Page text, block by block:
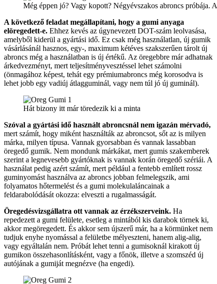
Még éppen jó? Vagy kopott? Négyévszakos abroncs próbája.
A következő feladat megállapítani, hogy a gumi anyaga
elöregedett-e. Ehhez kevés az úgynevezett DOT-szám leolvasása,
amelyből kiderül a gyártási idő. Ez csak még használatlan, új gumik
vásárlásánál hasznos, egy-, maximum kétéves szakszerűen tárolt új
abroncs még a használatban is új értékű. Az öregebbre már adhatnak
árkedvezményt, mert teljesítményvesztéssel lehet számolni
(önmagához képest, tehát egy prémiumabroncs még korosodva is
lehet jobb egy vadiúj átlagguminál, vagy nem túl jó új guminál).
Hát bizony itt már töredezik ki a minta
Szóval a gyártási idő használt abroncsnál nem igazán mérvadó,
mert számít, hogy miként használták az abroncsot, sőt az is milyen
márka, milyen típusa. Vannak gyorsabban és vannak lassabban
öregedő gumik. Nem mondunk márkákat, mert gumis szakemberek
szerint a legnevesebb gyártóknak is vannak korán öregedő szériái. A
használat pedig azért számít, mert például a fentebb említett rossz
guminyomást használva az abroncs jobban felmelegszik, ami
folyamatos hőtermelést és a gumi molekulaláncainak a
feldarabolódását okozza: elveszti a rugalmasságát.
Öregedésvizsgállatra ott vannak az érzékszerveink. Ha
repedezett a gumi felülete, esetleg a mintából kis darabok törnek ki,
akkor megöregedett. És akkor sem újszerű már, ha a körmünket nem
tudjuk enyhe nyomással a felületbe mélyeszteni, hanem alig-alig,
vagy egyáltalán nem. Próbát lehet tenni a gumisoknál kirakott új
gumikon összehasonlításként, vagy a főnök, illetve a szomszéd új
autójának a gumiját megnézve (ha engedi).